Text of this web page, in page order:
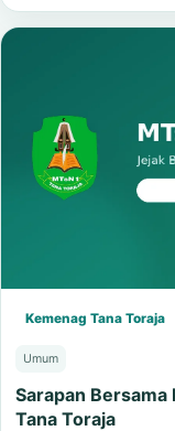
Kemenag Tana Toraja
Umum
Sarapan Bersama
Tana Toraja